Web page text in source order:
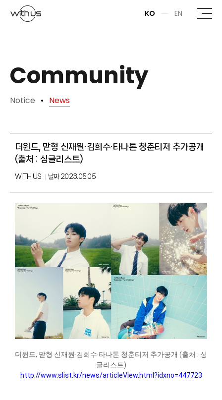
본문바로가기
KO EN
Community
Notice News
더윈드, 맏형 신재원·김희수·타나톤 청춘티저 추가공개
(출처 : 싱글리스트)
WITH US 날짜2023.05.05
더윈드, 맏형 신재원·김희수·타나톤 청춘티저 추가공개 (출처 : 싱
글리스트)
http://www.slist.kr/news/articleView.html?idxno=447723